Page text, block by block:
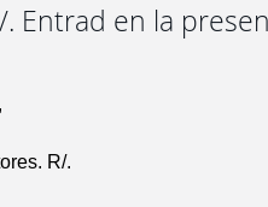
. Entrad en la
R/.